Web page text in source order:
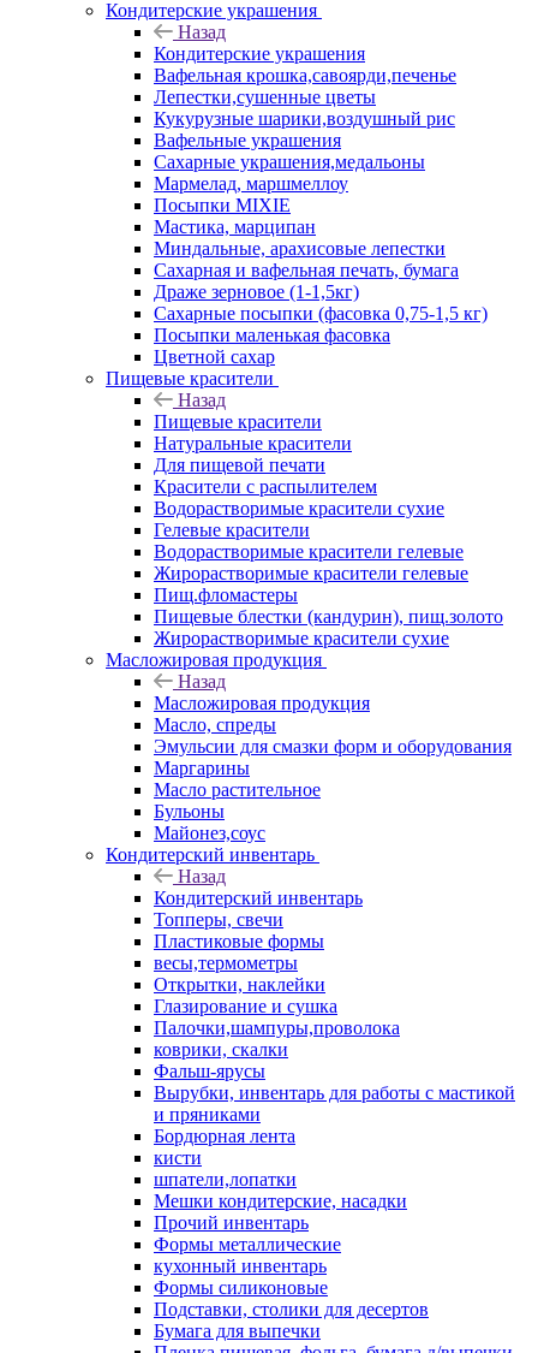
Кондитерские украшения
Назад
Кондитерские украшения
Вафельная крошка,савоярди,печенье
Лепестки,сушенные цветы
Кукурузные шарики,воздушный рис
Вафельные украшения
Сахарные украшения,медальоны
Мармелад, маршмеллоу
Посыпки MIXIE
Мастика, марципан
Миндальные, арахисовые лепестки
Сахарная и вафельная печать, бумага
Драже зерновое (1-1,5кг)
Сахарные посыпки (фасовка 0,75-1,5 кг)
Посыпки маленькая фасовка
Цветной сахар
Пищевые красители
Назад
Пищевые красители
Натуральные красители
Для пищевой печати
Красители с распылителем
Водорастворимые красители сухие
Гелевые красители
Водорастворимые красители гелевые
Жирорастворимые красители гелевые
Пищ.фломастеры
Пищевые блестки (кандурин), пищ.золото
Жирорастворимые красители сухие
Масложировая продукция
Назад
Масложировая продукция
Масло, спреды
Эмульсии для смазки форм и оборудования
Маргарины
Масло растительное
Бульоны
Майонез,соус
Кондитерский инвентарь
Назад
Кондитерский инвентарь
Топперы, свечи
Пластиковые формы
весы,термометры
Открытки, наклейки
Глазирование и сушка
Палочки,шампуры,проволока
коврики, скалки
Фальш-ярусы
Вырубки, инвентарь для работы с мастикой
и пряниками
Бордюрная лента
кисти
шпатели,лопатки
Мешки кондитерские, насадки
Прочий инвентарь
Формы металлические
кухонный инвентарь
Формы силиконовые
Подставки, столики для десертов
Бумага для выпечки